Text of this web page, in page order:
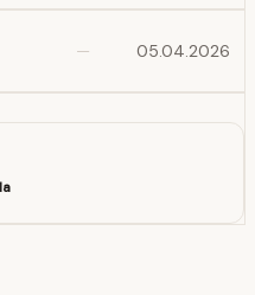
— 05.04.2026